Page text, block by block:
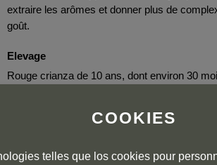
extraire les arômes et donner plus de
goût.
Elevage
Rouge crianza de 10 ans, dont environ 30
souvenirs de fruits.COOKIES
telles que los cookies pour